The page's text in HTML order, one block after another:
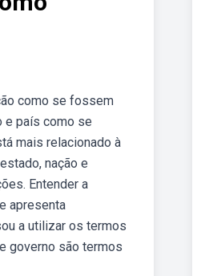
como se fossem
e país como se
mais relacionado à
nação e
Entender a
apresenta
a utilizar os termos
governo são termos